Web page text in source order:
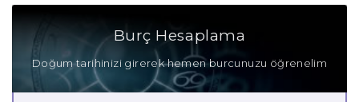
Burç Hesaplama
Doğum tarihinizi girerek hemen burcunuzu öğrenelim